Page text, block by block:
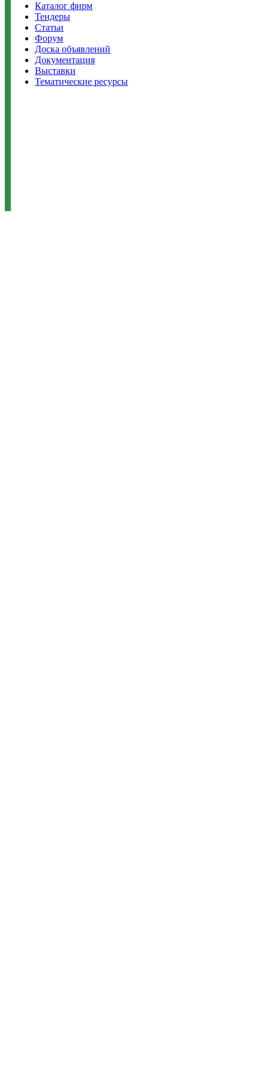
Каталог фирм
Тендеры
Статьи
Форум
Доска объявлений
Документация
Выставки
Тематические ресурсы